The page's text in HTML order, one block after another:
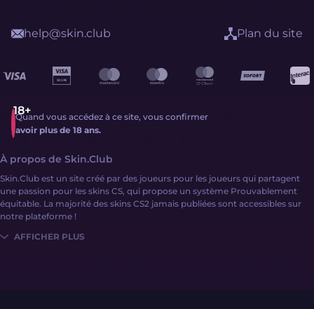
Quand vous accédez à ce site, vous confirmer
avoir plus de 18 ans.
help@skin.club Plan du site
À propos de Skin.Club
Skin.Club est un site créé par des joueurs pour les joueurs qui partagent
une passion pour les skins CS, qui propose un système Prouvablement
équitable. La majorité des skins CS2 jamais publiées sont accessibles sur
notre plateforme !
Obtenir des skins CS2 n'a jamais été aussi simple :
AFFICHER PLUS